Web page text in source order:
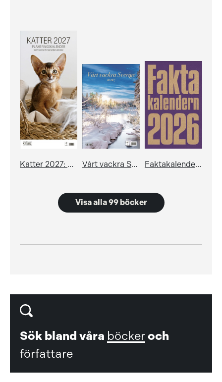
Katter 2027: planeringskalender Vårt vackra Sverige: Almanacka 2027 Faktakalendern 2026
Visa alla 99 böcker
Sök bland våra böckeroch
författare